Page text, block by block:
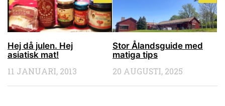
Hej då julen. Hej
asiatisk mat!
11 JANUARI, 2013
Stor Ålandsguide med
matiga tips
20 AUGUSTI, 2025